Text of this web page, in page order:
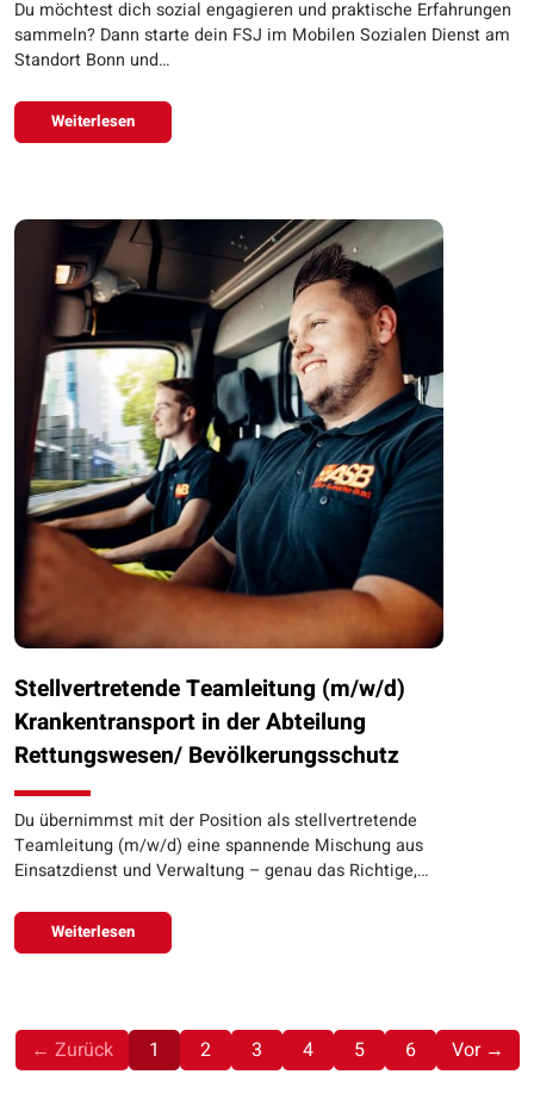
Du möchtest dich sozial engagieren und praktische Erfahrungen
sammeln? Dann starte dein FSJ im Mobilen Sozialen Dienst am
Standort Bonn und…
Weiterlesen
Stellvertretende Teamleitung (m/w/d)
Krankentransport in der Abteilung
Rettungswesen/ Bevölkerungsschutz
Du übernimmst mit der Position als stellvertretende
Teamleitung (m/w/d) eine spannende Mischung aus
Einsatzdienst und Verwaltung – genau das Richtige,…
Weiterlesen
← Zurück 1 (aktuell)
2 3 4 5 6 Vor →